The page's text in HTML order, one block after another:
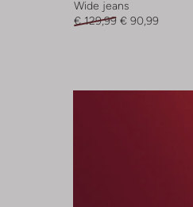
Wide jeans
€ 129,99 € 90,99